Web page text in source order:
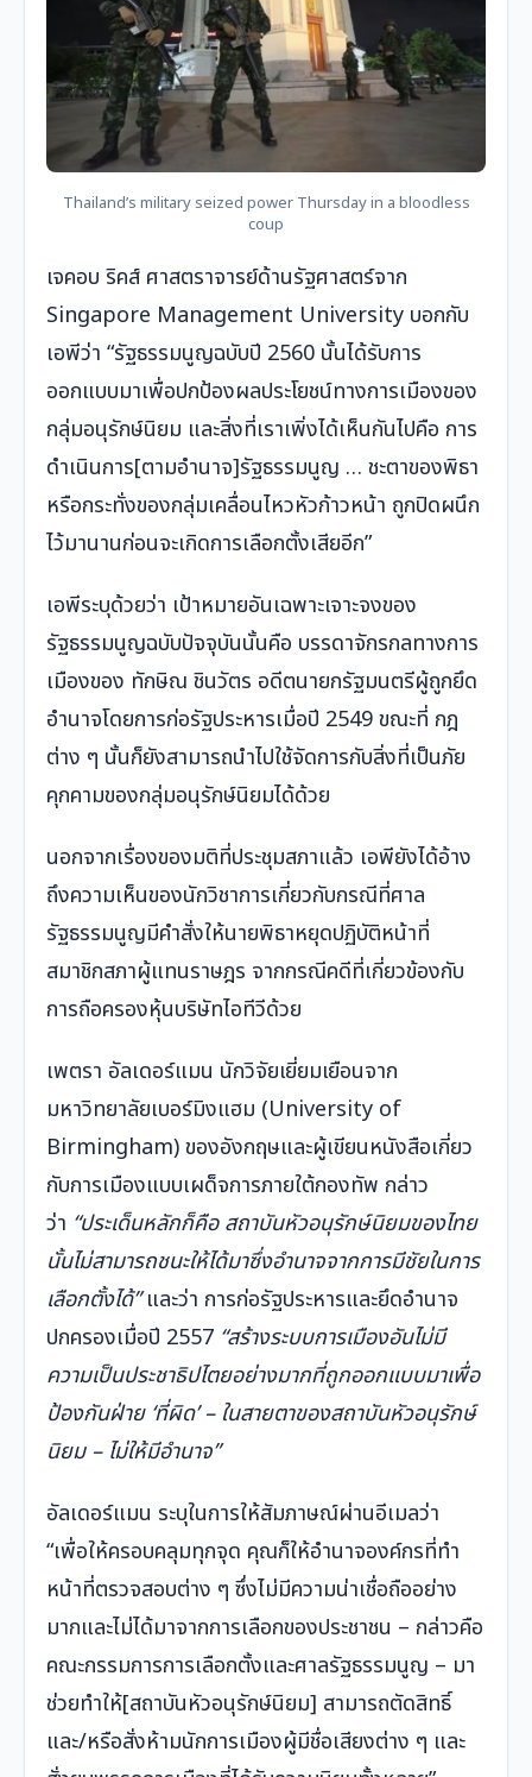
Thailand’s military seized power Thursday in a bloodless
coup
เจคอบ ริคส์ ศาสตราจารย์ด้านรัฐศาสตร์จาก
Singapore Management University บอกกับ
เอพีว่า “รัฐธรรมนูญฉบับปี 2560 นั้นได้รับการ
ออกแบบมาเพื่อปกป้องผลประโยชน์ทางการเมืองของ
กลุ่มอนุรักษ์นิยม และสิ่งที่เราเพิ่งได้เห็นกันไปคือ การ
ดำเนินการ[ตามอำนาจ]รัฐธรรมนูญ … ชะตาของพิธา
หรือกระทั่งของกลุ่มเคลื่อนไหวหัวก้าวหน้า ถูกปิดผนึก
ไว้มานานก่อนจะเกิดการเลือกตั้งเสียอีก”
เอพีระบุด้วยว่า เป้าหมายอันเฉพาะเจาะจงของ
รัฐธรรมนูญฉบับปัจจุบันนั้นคือ บรรดาจักรกลทางการ
เมืองของ ทักษิณ ชินวัตร อดีตนายกรัฐมนตรีผู้ถูกยึด
อำนาจโดยการก่อรัฐประหารเมื่อปี 2549 ขณะที่ กฎ
ต่าง ๆ นั้นก็ยังสามารถนำไปใช้จัดการกับสิ่งที่เป็นภัย
คุกคามของกลุ่มอนุรักษ์นิยมได้ด้วย
นอกจากเรื่องของมติที่ประชุมสภาแล้ว เอพียังได้อ้าง
ถึงความเห็นของนักวิชาการเกี่ยวกับกรณีที่ศาล
รัฐธรรมนูญมีคำสั่งให้นายพิธาหยุดปฏิบัติหน้าที่
สมาชิกสภาผู้แทนราษฎร จากกรณีคดีที่เกี่ยวข้องกับ
การถือครองหุ้นบริษัทไอทีวีด้วย
เพตรา อัลเดอร์แมน นักวิจัยเยี่ยมเยือนจาก
มหาวิทยาลัยเบอร์มิงแฮม (University of
Birmingham) ของอังกฤษและผู้เขียนหนังสือเกี่ยว
กับการเมืองแบบเผด็จการภายใต้กองทัพ กล่าว
ว่า “ประเด็นหลักก็คือ สถาบันหัวอนุรักษ์นิยมของไทย
นั้นไม่สามารถชนะให้ได้มาซึ่งอำนาจจากการมีชัยในการ
เลือกตั้งได้”และว่า การก่อรัฐประหารและยึดอำนาจ
ปกครองเมื่อปี 2557 “สร้างระบบการเมืองอันไม่มี
ความเป็นประชาธิปไตยอย่างมากที่ถูกออกแบบมาเพื่อ
ป้องกันฝ่าย ‘ที่ผิด’ – ในสายตาของสถาบันหัวอนุรักษ์
นิยม – ไม่ให้มีอำนาจ”
อัลเดอร์แมน ระบุในการให้สัมภาษณ์ผ่านอีเมลว่า
“เพื่อให้ครอบคลุมทุกจุด คุณก็ให้อำนาจองค์กรที่ทำ
หน้าที่ตรวจสอบต่าง ๆ ซึ่งไม่มีความน่าเชื่อถืออย่าง
มากและไม่ได้มาจากการเลือกของประชาชน – กล่าวคือ
คณะกรรมการการเลือกตั้งและศาลรัฐธรรมนูญ – มา
ช่วยทำให้[สถาบันหัวอนุรักษ์นิยม] สามารถตัดสิทธิ์
และ/หรือสั่งห้ามนักการเมืองผู้มีชื่อเสียงต่าง ๆ และ